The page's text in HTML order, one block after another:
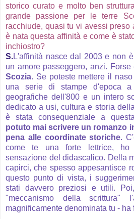
storico curato e molto ben
grande passione per le terre
racchiude, quasi tu vi avessi preso
è nata questa affinità e come è
inchiostro?
S.L'affinità nasce dal 2003 e non
un amore passeggero, anzi. Forse
Scozia. Se poteste mettere il
una serie di stampe d'epoca a
geografiche dell'800 e un intero
dedicato a usi, cultura e storia
è stata consequenziale a
potuto mai scrivere un romanzo
pena alle coordinate storiche.
come te una forte lettrice,
sensazione del didascalico. Della
capirci, che spesso appesantisce
questo punto di vista, i
stati davvero preziosi e utili.
"meccanismo della scrittura"
magnificamente denominata tu - ha